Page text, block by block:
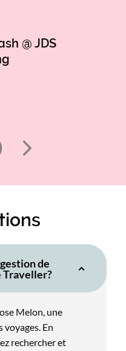
@ JDS
de
Traveller?
Melon, une
voyages. En
rechercher et